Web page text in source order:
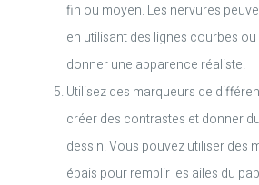
fin ou moyen. Les nervures
en utilisant des lignes courbes
donner une apparence réaliste.
Utilisez des marqueurs de
créer des contrastes et donner
dessin. Vous pouvez utiliser des
épais pour remplir les ailes du